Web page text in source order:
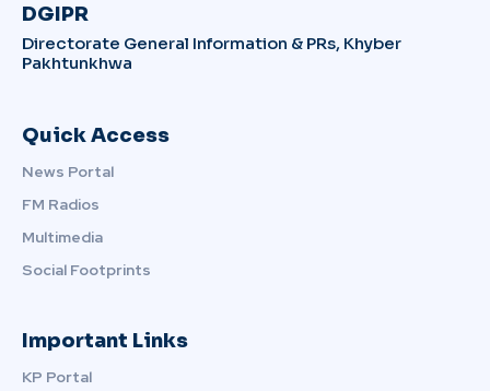
DGIPR
Directorate General Information & PRs, Khyber
Pakhtunkhwa
Quick Access
News Portal
FM Radios
Multimedia
Social Footprints
Important Links
KP Portal